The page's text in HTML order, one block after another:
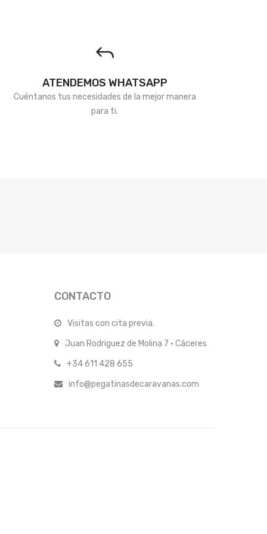
ATENDEMOS WHATSAPP
Cuéntanos tus necesidades de la mejor manera
para ti.
CONTACTO
Visitas con cita previa.
Juan Rodriguez de Molina 7 · Cáceres
+34 611 428 655
info@pegatinasdecaravanas.com